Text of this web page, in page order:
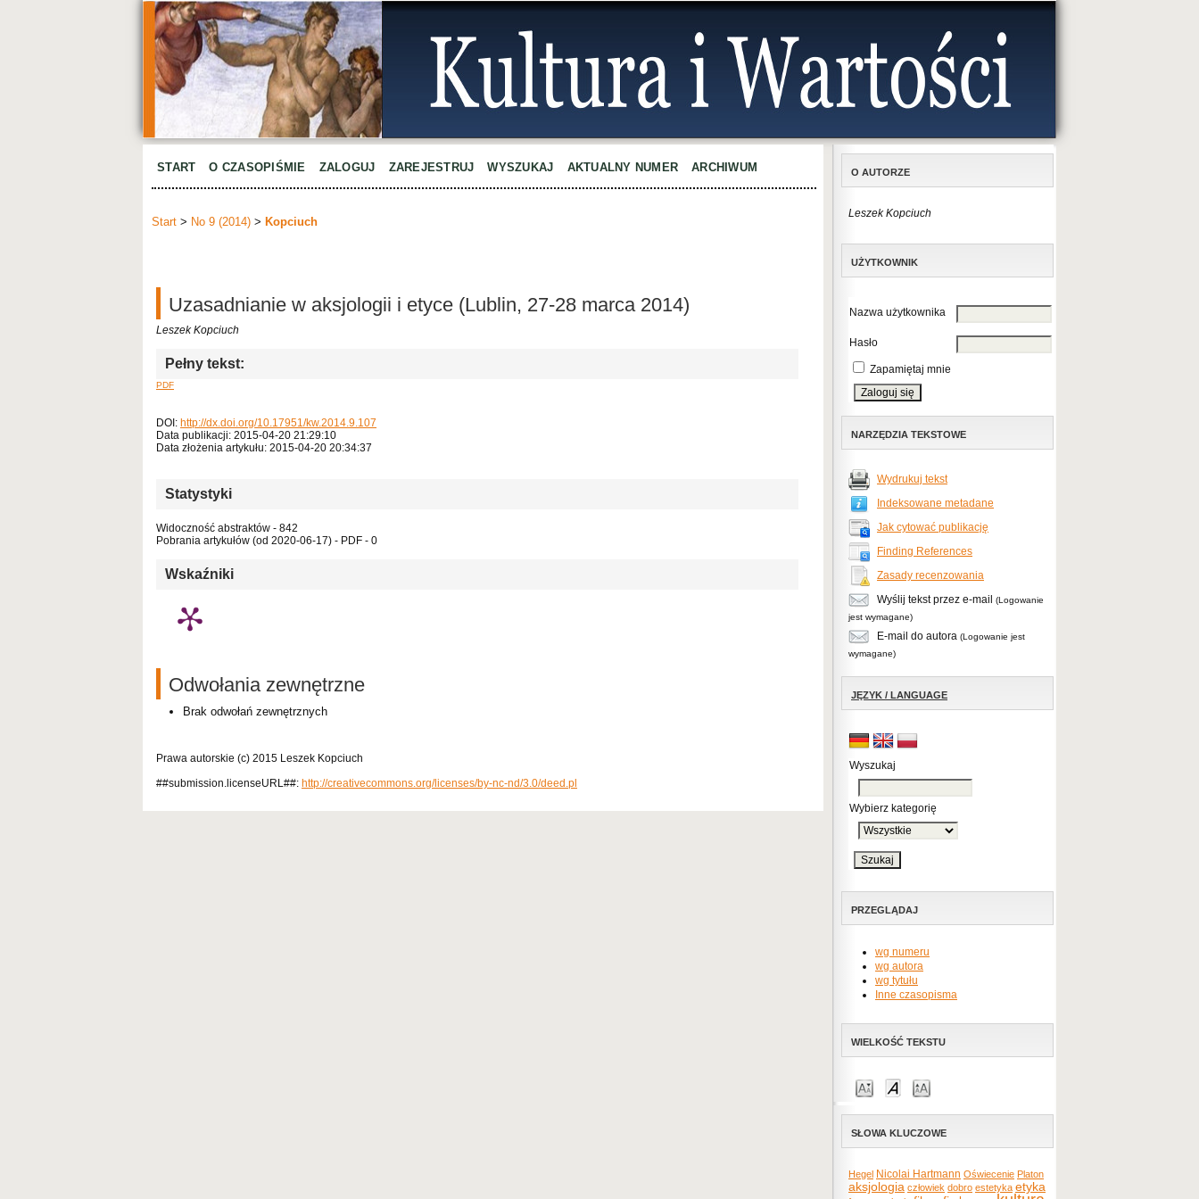
O AUTORZE
Leszek Kopciuch
UŻYTKOWNIK
Nazwa użytkownika
Hasło
Zapamiętaj mnie
NARZĘDZIA TEKSTOWE
Wydrukuj tekst
Indeksowane metadane
Jak cytować publikację
Finding References
Zasady recenzowania
Wyślij tekst przez e-mail
(Logowanie
jest wymagane)
E-mail do autora (Logowanie jest
wymagane)
JĘZYK / LANGUAGE
Wyszukaj
Wybierz kategorię
PRZEGLĄDAJ
wg numeru
wg autora
wg tytułu
Inne czasopisma
WIELKOŚĆ TEKSTU
SŁOWA KLUCZOWE
Hegel Nicolai Hartmann Oświecenie Platon
aksjologia człowiek dobro estetyka etyka
START O CZASOPIŚMIE ZALOGUJ ZAREJESTRUJ WYSZUKAJ AKTUALNY NUMER ARCHIWUM
Start > No 9 (2014) > Kopciuch
Uzasadnianie w aksjologii i etyce (Lublin, 27-28 marca 2014)
Leszek Kopciuch
Pełny tekst:
PDF
DOI: http://dx.doi.org/10.17951/kw.2014.9.107
Data publikacji: 2015-04-20 21:29:10
Data złożenia artykułu: 2015-04-20 20:34:37
Statystyki
Widoczność abstraktów - 842
Pobrania artykułów (od 2020-06-17) - PDF - 0
Wskaźniki
Odwołania zewnętrzne
Brak odwołań zewnętrznych
Prawa autorskie (c) 2015 Leszek Kopciuch
##submission.licenseURL##: http://creativecommons.org/licenses/by-nc-nd/3.0/deed.pl